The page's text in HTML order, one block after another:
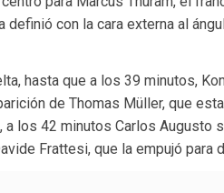
definió con la cara externa al
hasta que a los 39 minutos,
de Thomas Müller, que
a los 42 minutos Carlos Augusto
Frattesi, que la empujó para